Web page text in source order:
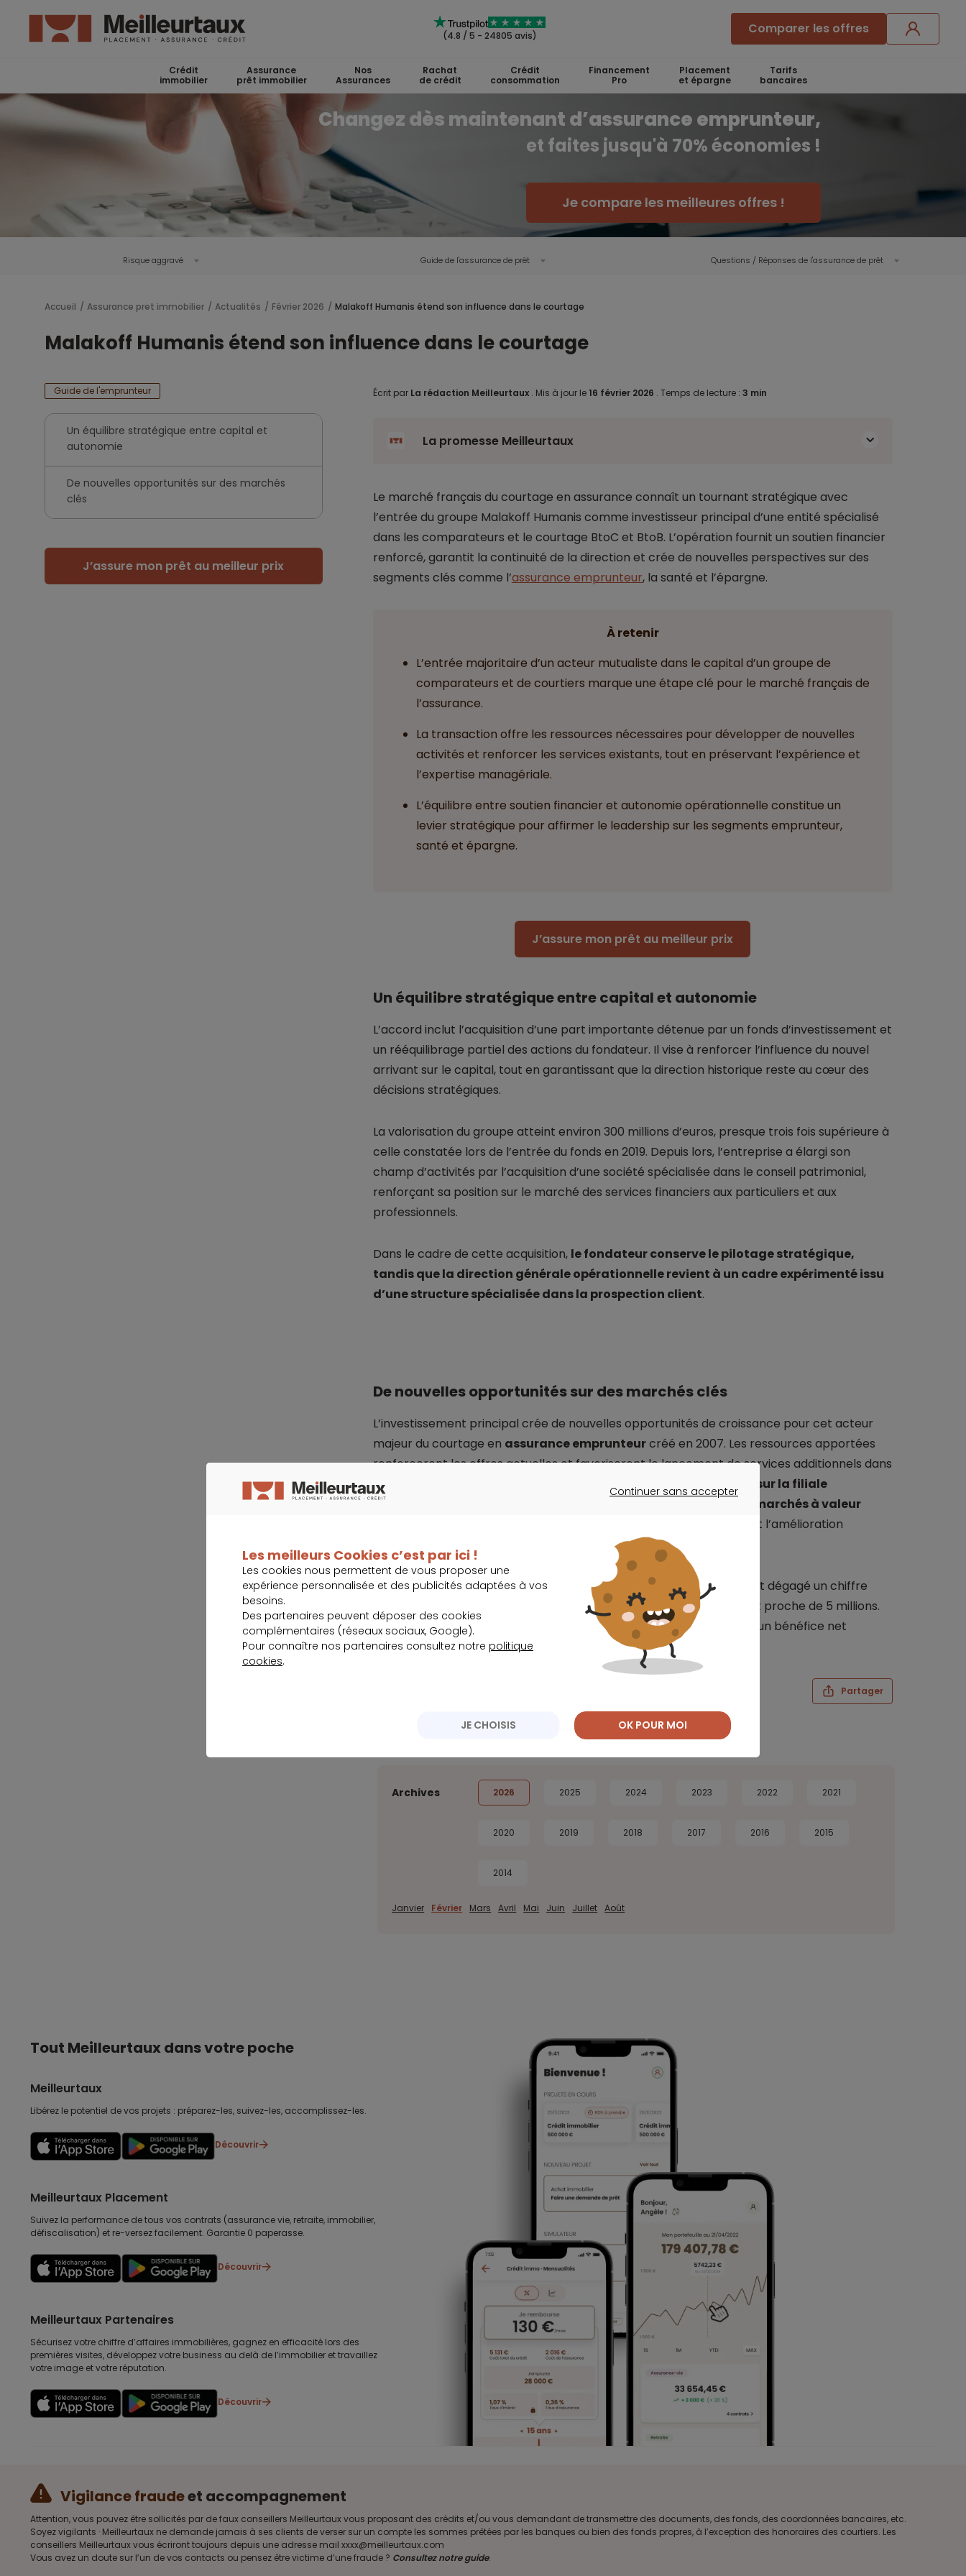
(4.8 / 5 - 24805 avis) Comparer les offres
Crédit
immobilier
Assurance
prêt immobilier
Nos
Assurances
Rachat
de crédit
Crédit
consommation
Financement
Pro
Placement
et épargne
Tarifs
bancaires
Changez dès maintenant d’assurance emprunteur,
et faites jusqu'à 70% économies !
Je compare les meilleures offres !
Risque aggravé Guide de l'assurance de prêt Questions / Réponses de l'assurance de prêt
Accueil Assurance pret immobilier Actualités Février 2026 Malakoff Humanis étend son influence dans le courtage
Malakoff Humanis étend son influence dans le courtage
Guide de l'emprunteur
Un équilibre stratégique entre capital et
autonomie
De nouvelles opportunités sur des marchés
clés
J’assure mon prêt au meilleur prix
Écrit par La rédaction Meilleurtaux . Mis à jour le 16 février 2026 . Temps de lecture : 3 min
La promesse Meilleurtaux
Le marché français du courtage en assurance connaît un tournant stratégique avec
l’entrée du groupe Malakoff Humanis comme investisseur principal d’une entité spécialisé
dans les comparateurs et le courtage BtoC et BtoB. L’opération fournit un soutien financier
renforcé, garantit la continuité de la direction et crée de nouvelles perspectives sur des
segments clés comme l’assurance emprunteur, la santé et l’épargne.
À retenir
L’entrée majoritaire d’un acteur mutualiste dans le capital d’un groupe de
comparateurs et de courtiers marque une étape clé pour le marché français de
l’assurance.
La transaction offre les ressources nécessaires pour développer de nouvelles
activités et renforcer les services existants, tout en préservant l’expérience et
l’expertise managériale.
L’équilibre entre soutien financier et autonomie opérationnelle constitue un
levier stratégique pour affirmer le leadership sur les segments emprunteur,
santé et épargne.
J’assure mon prêt au meilleur prix
Un équilibre stratégique entre capital et autonomie
L’accord inclut l’acquisition d’une part importante détenue par un fonds d’investissement et
un rééquilibrage partiel des actions du fondateur. Il vise à renforcer l’influence du nouvel
arrivant sur le capital, tout en garantissant que la direction historique reste au cœur des
décisions stratégiques.
La valorisation du groupe atteint environ 300 millions d’euros, presque trois fois supérieure à
celle constatée lors de l’entrée du fonds en 2019. Depuis lors, l’entreprise a élargi son
champ d’activités par l’acquisition d’une société spécialisée dans le conseil patrimonial,
renforçant sa position sur le marché des services financiers aux particuliers et aux
professionnels.
Dans le cadre de cette acquisition, le fondateur conserve le pilotage stratégique,
tandis que la direction générale opérationnelle revient à un cadre expérimenté issu
d’une structure spécialisée dans la prospection client.
De nouvelles opportunités sur des marchés clés
L’investissement principal crée de nouvelles opportunités de croissance pour cet acteur
majeur du courtage en assurance emprunteurcréé en 2007. Les ressources apportées
renforceront les offres actuelles et favoriseront le lancement de services additionnels dans
les secteurs de la santé et de l’épargne.
L’axe stratégique repose sur la filiale
patrimoniale récemment intégrée, qui place le groupe sur des marchés à valeur
élevée. L’opération vise également à soutenir l’innovation et l’amélioration
Sur le plan financier, les branches comparaison et courtage BtoC ont dégagé un chiffre
d’affaires compris entre 16 et 17 millions d’euros, avec un résultat net proche de 5 millions.
Les prestations BtoB ont généré environ 19 millions de revenus, pour un bénéfice net
supérieur à 1 million.
Partager
Archives 2026 2025 2024 2023 2022 2021
2020 2019 2018 2017 2016 2015
2014
Janvier Février Mars Avril Mai Juin Juillet Août
Tout Meilleurtaux dans votre poche
Meilleurtaux
Libérez le potentiel de vos projets : préparez-les, suivez-les, accomplissez-les.
Découvrir
Meilleurtaux Placement
Suivez la performance de tous vos contrats (assurance vie, retraite, immobilier,
défiscalisation) et re-versez facilement. Garantie 0 paperasse.
Découvrir
Meilleurtaux Partenaires
Sécurisez votre chiffre d’affaires immobilières, gagnez en efficacité lors des
premières visites, développez votre business au delà de l’immobilier et travaillez
votre image et votre réputation.
Découvrir
Vigilance fraudeet accompagnement
Attention, vous pouvez être sollicités par de faux conseillers Meilleurtaux vous proposant des crédits et/ou vous demandant de transmettre des documents, des fonds, des coordonnées bancaires, etc.
Soyez vigilants · Meilleurtaux ne demande jamais à ses clients de verser sur un compte les sommes prêtées par les banques ou bien des fonds propres, à l’exception des honoraires des courtiers. Les
conseillers Meilleurtaux vous écriront toujours depuis une adresse mail xxxx@meilleurtaux.com
Vous avez un doute sur l’un de vos contacts ou pensez être victime d’une fraude ? Consultez notre guide.
Continuer sans accepter
Les meilleurs Cookies c’est par ici !
Les cookies nous permettent de vous proposer une
expérience personnalisée et des publicités adaptées à vos
besoins.
Des partenaires peuvent déposer des cookies
complémentaires (réseaux sociaux, Google).
Pour connaître nos partenaires consultez notre politique
cookies.
JE CHOISIS OK POUR MOI